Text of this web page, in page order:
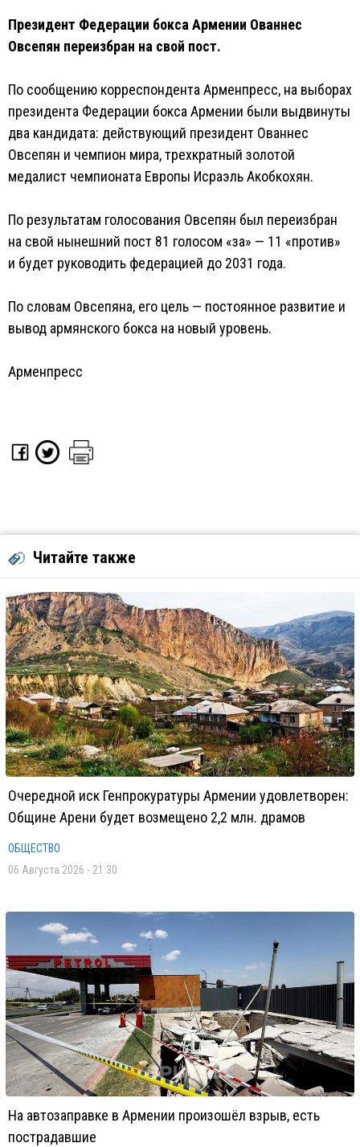
Президент Федерации бокса Армении Ованнес
Овсепян переизбран на свой пост.
По сообщению корреспондента Арменпресс, на выборах
президента Федерации бокса Армении были выдвинуты
два кандидата: действующий президент Ованнес
Овсепян и чемпион мира, трехкратный золотой
медалист чемпионата Европы Исраэль Акобкохян.
По результатам голосования Овсепян был переизбран
на свой нынешний пост 81 голосом «за» — 11 «против»
и будет руководить федерацией до 2031 года.
По словам Овсепяна, его цель — постоянное развитие и
вывод армянского бокса на новый уровень.
Арменпресс
Читайте также
Очередной иск Генпрокуратуры Армении удовлетворен:
Общине Арени будет возмещено 2,2 млн. драмов
ОБЩЕСТВО
06 Августа 2026 - 21:30
На автозаправке в Армении произошёл взрыв, есть
пострадавшие